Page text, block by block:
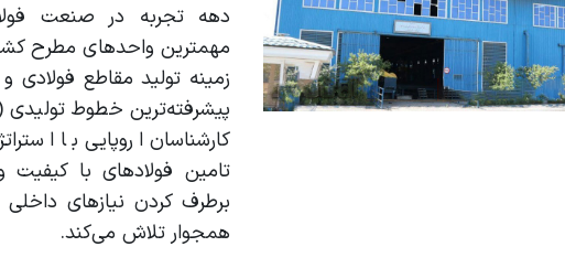
دهه تجربه در صنعت
مهمترین واحدهای مطرح
زمینه تولید مقاطع فولادی و
پیشرفته‌ترین خطوط تولیدی
کارشناسان اروپایی با
تامین فولادهای با
برطرف کردن نیازهای
همجوار تلاش می‌کند.